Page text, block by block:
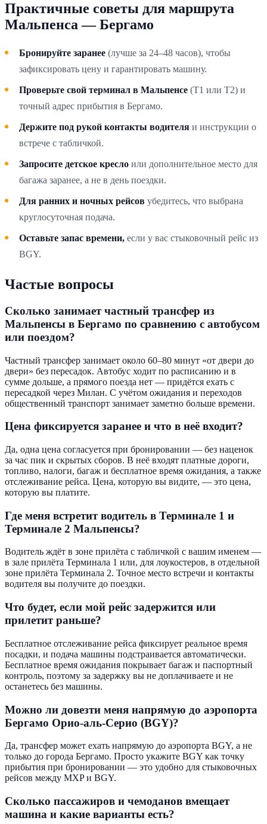
Практичные советы для маршрута
Мальпенса — Бергамо
Бронируйте заранее (лучше за 24–48 часов), чтобы
зафиксировать цену и гарантировать машину.
Проверьте свой терминал в Мальпенсе (T1 или T2) и
точный адрес прибытия в Бергамо.
Держите под рукой контакты водителя и инструкции о
встрече с табличкой.
Запросите детское кресло или дополнительное место для
багажа заранее, а не в день поездки.
Для ранних и ночных рейсов убедитесь, что выбрана
круглосуточная подача.
Оставьте запас времени, если у вас стыковочный рейс из
BGY.
Частые вопросы
Сколько занимает частный трансфер из
Мальпенсы в Бергамо по сравнению с автобусом
или поездом?
Частный трансфер занимает около 60–80 минут «от двери до
двери» без пересадок. Автобус ходит по расписанию и в
сумме дольше, а прямого поезда нет — придётся ехать с
пересадкой через Милан. С учётом ожидания и переходов
общественный транспорт занимает заметно больше времени.
Цена фиксируется заранее и что в неё входит?
Да, одна цена согласуется при бронировании — без наценок
за час пик и скрытых сборов. В неё входят платные дороги,
топливо, налоги, багаж и бесплатное время ожидания, а также
отслеживание рейса. Цена, которую вы видите, — это цена,
которую вы платите.
Где меня встретит водитель в Терминале 1 и
Терминале 2 Мальпенсы?
Водитель ждёт в зоне прилёта с табличкой с вашим именем —
в зале прилёта Терминала 1 или, для лоукостеров, в отдельной
зоне прилёта Терминала 2. Точное место встречи и контакты
водителя вы получите до поездки.
Что будет, если мой рейс задержится или
прилетит раньше?
Бесплатное отслеживание рейса фиксирует реальное время
посадки, и подача машины подстраивается автоматически.
Бесплатное время ожидания покрывает багаж и паспортный
контроль, поэтому за задержку вы не доплачиваете и не
останетесь без машины.
Можно ли довезти меня напрямую до аэропорта
Бергамо Орио-аль-Серио (BGY)?
Да, трансфер может ехать напрямую до аэропорта BGY, а не
только до города Бергамо. Просто укажите BGY как точку
прибытия при бронировании — это удобно для стыковочных
рейсов между MXP и BGY.
Сколько пассажиров и чемоданов вмещает
машина и какие варианты есть?